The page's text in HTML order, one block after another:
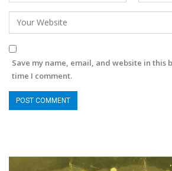
Save my name, email, and website in this
time I comment.